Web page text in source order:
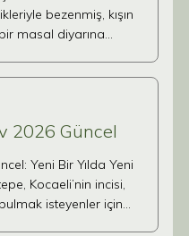
bezenmiş, kışın
masal diyarına…
2026 Güncel
Yeni Bir Yılda Yeni
Kocaeli’nin incisi,
isteyenler için…